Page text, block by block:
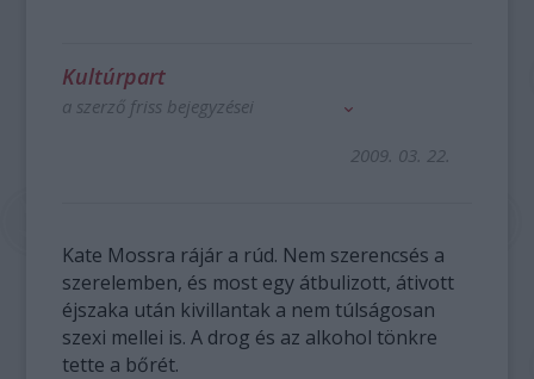
Kultúrpart
a szerző friss bejegyzései
2009. 03. 22.
Kate Mossra rájár a rúd. Nem szerencsés a
szerelemben, és most egy átbulizott, átivott
éjszaka után kivillantak a nem túlságosan
szexi mellei is. A drog és az alkohol tönkre
tette a bőrét.